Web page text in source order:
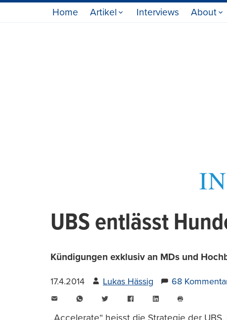
Home Artikel Interviews About
UBS entlässt
Kündigungen exklusiv an MDs und
17.4.2014 Lukas Hässig 68
WhatsAppTwitter FacebookLinkedIn
drucken